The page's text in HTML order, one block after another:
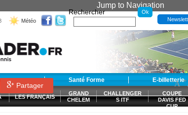
Jump to Navigation
Météo
Rechercher
Santé Forme E-billetterie
LES FRANÇAIS
GRAND
CHELEM
CHALLENGER
S ITF
COUPE
DAVIS FED
CUP
Partager
-A +